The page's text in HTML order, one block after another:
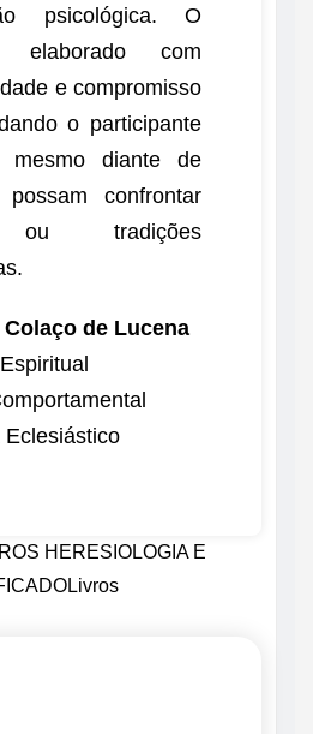
psicológica. O
com
e compromisso
o participante
mesmo diante de
confrontar
ou tradições
de Lucena
Eclesiástico
HERESIOLOGIA E